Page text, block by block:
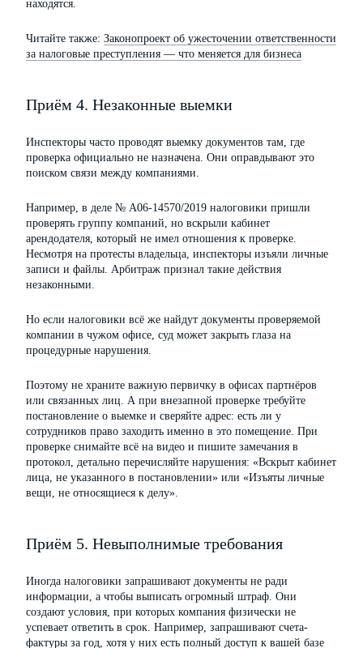
находятся.
Читайте также: Законопроект об ужесточении ответственности
за налоговые преступления — что меняется для бизнеса
Приём 4. Незаконные выемки
Инспекторы часто проводят выемку документов там, где
проверка официально не назначена. Они оправдывают это
поиском связи между компаниями.
Например, в деле № А06-14570/2019 налоговики пришли
проверять группу компаний, но вскрыли кабинет
арендодателя, который не имел отношения к проверке.
Несмотря на протесты владельца, инспекторы изъяли личные
записи и файлы. Арбитраж признал такие действия
незаконными.
Но если налоговики всё же найдут документы проверяемой
компании в чужом офисе, суд может закрыть глаза на
процедурные нарушения.
Поэтому не храните важную первичку в офисах партнёров
или связанных лиц. А при внезапной проверке требуйте
постановление о выемке и сверяйте адрес: есть ли у
сотрудников право заходить именно в это помещение. При
проверке снимайте всё на видео и пишите замечания в
протокол, детально перечисляйте нарушения: «Вскрыт кабинет
лица, не указанного в постановлении» или «Изъяты личные
вещи, не относящиеся к делу».
Приём 5. Невыполнимые требования
Иногда налоговики запрашивают документы не ради
информации, а чтобы выписать огромный штраф. Они
создают условия, при которых компания физически не
успевает ответить в срок. Например, запрашивают счета-
фактуры за год, хотя у них есть полный доступ к вашей базе